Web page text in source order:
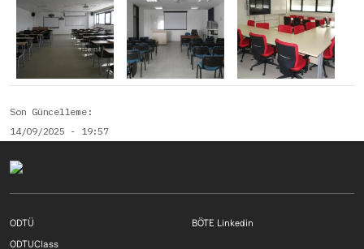
Son Güncelleme
14/09/2025 - 19:57
Footer menu 1 TR
ODTÜ Footer menu 2
BÖTE Linkedin
ODTUClass